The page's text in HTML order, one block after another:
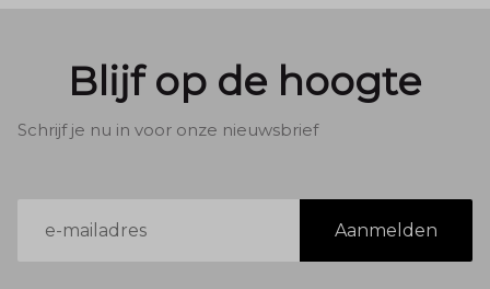
Blijf op de hoogte
Schrijf je nu in voor onze nieuwsbrief
mailadres
Aanmelden